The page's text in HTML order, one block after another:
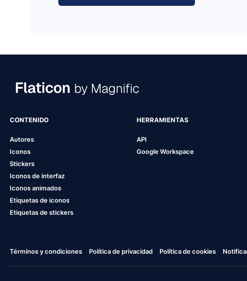
CONTENIDO
Autores
Iconos
Stickers
Iconos de interfaz
Iconos animados
Etiquetas de iconos
Etiquetas de stickers
HERRAMIENTAS
API
Google Workspace
Términos y condiciones Política de privacidad Política de cookies